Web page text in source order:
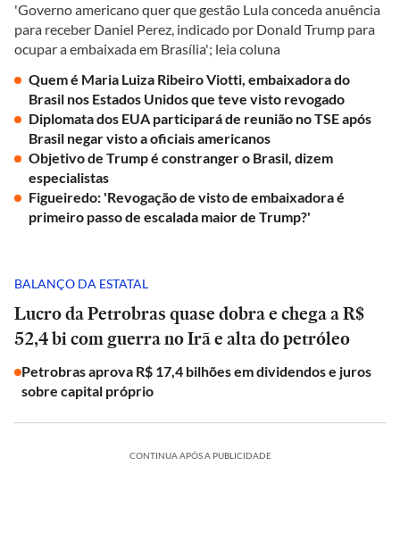
'Governo americano quer que gestão Lula conceda anuência
para receber Daniel Perez, indicado por Donald Trump para
ocupar a embaixada em Brasília'; leia coluna
Quem é Maria Luiza Ribeiro Viotti, embaixadora do
Brasil nos Estados Unidos que teve visto revogado
Diplomata dos EUA participará de reunião no TSE após
Brasil negar visto a oficiais americanos
Objetivo de Trump é constranger o Brasil, dizem
especialistas
Figueiredo: 'Revogação de visto de embaixadora é
primeiro passo de escalada maior de Trump?'
BALANÇO DA ESTATAL
Lucro da Petrobras quase dobra e chega a R$
52,4 bi com guerra no Irã e alta do petróleo
Petrobras aprova R$ 17,4 bilhões em dividendos e juros
sobre capital próprio
CONTINUA APÓS A PUBLICIDADE